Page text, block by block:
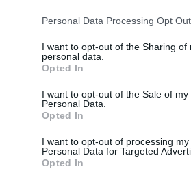
Please note that this website/app uses
not limited to your visit or usage
grant or deny consent to Google and
use your data for below specified
consent section.
Personal Data Processing Opt
I want to opt-out of the Sharing of
personal data.
Opted In
I want to opt-out of the Sale of my
Personal Data.
Opted In
I want to opt-out of processing my
Personal Data for Targeted
Opted In
EGER A VILÁG BÁRMELY PONTJÁN EGY
2021. január 24|Eger ügye
Folytatjuk sorozatunkat, amely során
galériánkat több ezren látták eddig,
sokak...
TURBÓ MÓDBA KAPCSOLT A VIRÁGZÁS
MÁJUSI HÉTVÉGÉRE – FOTÓK
2021. május 02